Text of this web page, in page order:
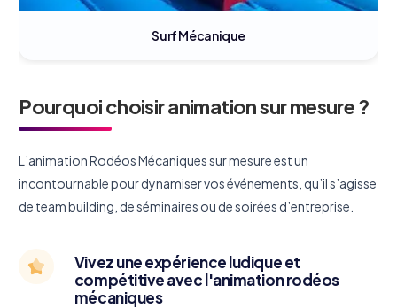
Surf Mécanique
Pourquoi choisir animation sur mesure ?
L’animation Rodéos Mécaniques sur mesure est un
incontournable pour dynamiser vos événements, qu’il s’agisse
de team building, de séminaires ou de soirées d’entreprise.
Vivez une expérience ludique et
compétitive avec l'animation rodéos
mécaniques